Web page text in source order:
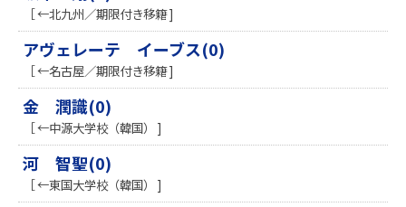
［ ←北九州／期限付き移籍 ]
アヴェレーテ イーブス(0)
［ ←名古屋／期限付き移籍 ]
金 潤識(0)
［ ←中源大学校（韓国） ]
河 智聖(0)
［ ←東国大学校（韓国） ]